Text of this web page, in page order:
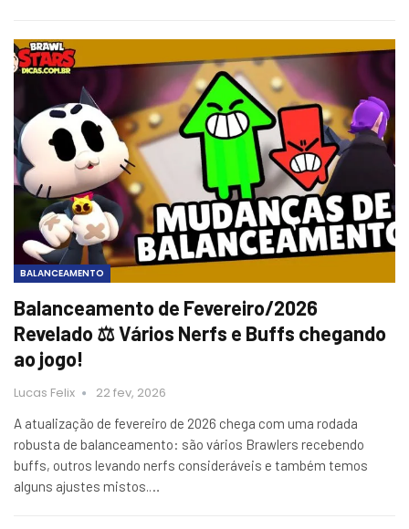
BALANCEAMENTO
Balanceamento de Fevereiro/2026
Revelado ⚖️ Vários Nerfs e Buffs chegando
ao jogo!
Lucas Felix 22 fev, 2026
A atualização de fevereiro de 2026 chega com uma rodada
robusta de balanceamento: são vários Brawlers recebendo
buffs, outros levando nerfs consideráveis e também temos
alguns ajustes mistos.…